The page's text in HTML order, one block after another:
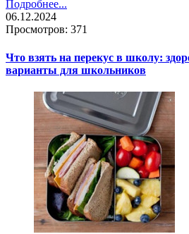
Подробнее...
06.12.2024
Просмотров: 371
Что взять на перекус в школу:
варианты для школьников